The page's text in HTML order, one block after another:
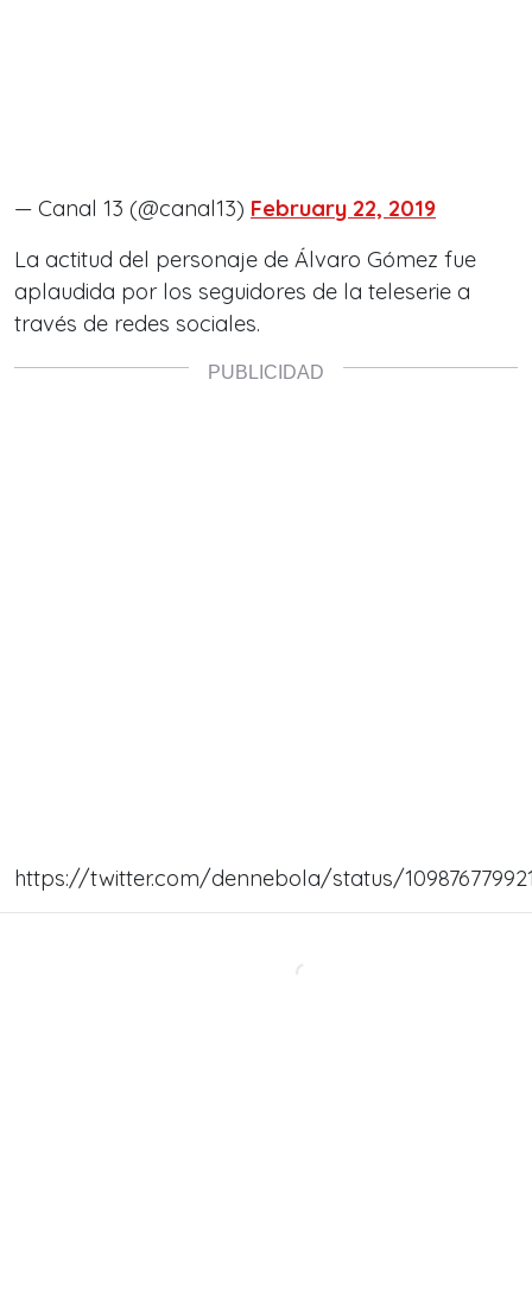
— Canal 13 (@canal13) February 22, 2019
La actitud del personaje de Álvaro Gómez fue
aplaudida por los seguidores de la teleserie a
través de redes sociales.
https://twitter.com/dennebola/status/
#pactodesangre